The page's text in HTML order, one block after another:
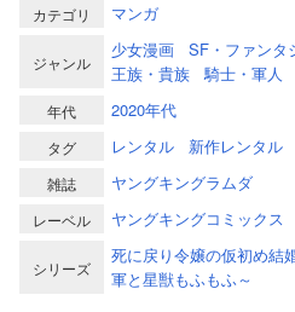
カテゴリ マンガ
ジャンル
少女漫画 SF・ファンタ
王族・貴族
騎士・軍人
年代 2020年代
タグ レンタル 新作レンタル
雑誌 ヤングキングラムダ
レーベル ヤングキングコミックス
シリーズ
死に戻り令嬢の仮初め結
軍と星獣もふもふ～